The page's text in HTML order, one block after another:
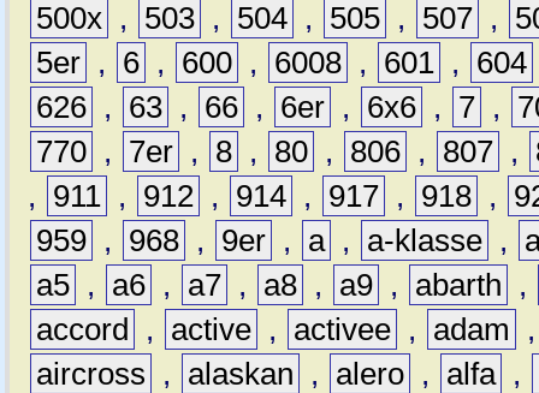
500x , 503 , 504 , 505 , 507 ,
5er , 6 , 600 , 6008 , 601 , 604
626 , 63 , 66 , 6er , 6x6 , 7 ,
770 , 7er , 8 , 80 , 806 , 807 ,
,
911 , 912 , 914 , 917 , 918 ,
959 , 968 , 9er , a , a-klasse ,
a5 , a6 , a7 , a8 , a9 , abarth
,
accord
, active , activee , adam
aircross
, alaskan , alero , alfa ,